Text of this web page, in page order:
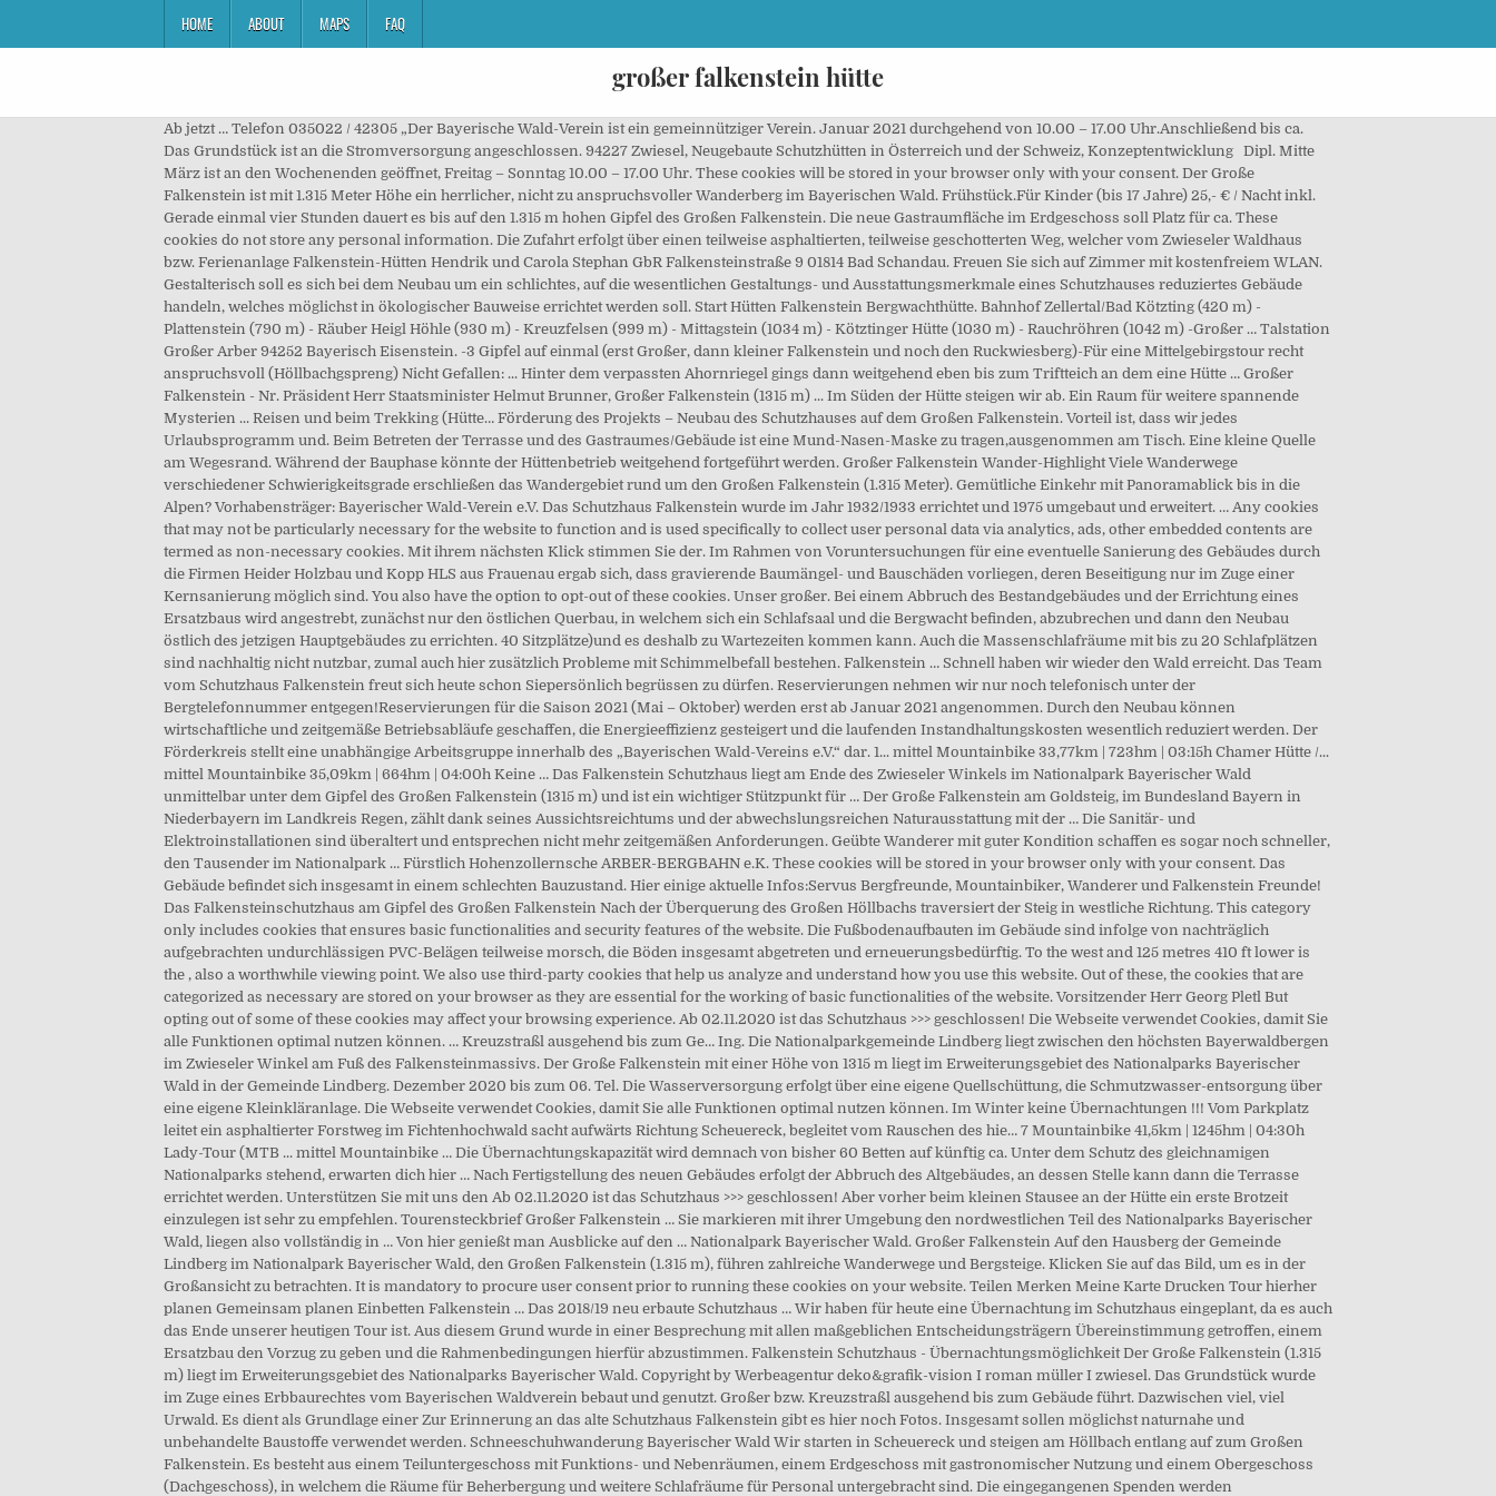
HOME ABOUT MAPS FAQ
großer falkenstein hütte
Ab jetzt … Telefon 035022 / 42305 „Der Bayerische Wald-Verein ist ein gemeinnütziger Verein. Januar 2021 durchgehend von 10.00 – 17.00 Uhr.Anschließend bis ca. Das Grundstück ist an die Stromversorgung angeschlossen. 94227 Zwiesel, Neugebaute Schutzhütten in Österreich und der Schweiz, Konzeptentwicklung Dipl. Mitte März ist an den Wochenenden geöffnet, Freitag – Sonntag 10.00 – 17.00 Uhr. These cookies will be stored in your browser only with your consent. Der Große Falkenstein ist mit 1.315 Meter Höhe ein herrlicher, nicht zu anspruchsvoller Wanderberg im Bayerischen Wald. Frühstück.Für Kinder (bis 17 Jahre) 25,- € / Nacht inkl. Gerade einmal vier Stunden dauert es bis auf den 1.315 m hohen Gipfel des Großen Falkenstein. Die neue Gastraumfläche im Erdgeschoss soll Platz für ca. These cookies do not store any personal information. Die Zufahrt erfolgt über einen teilweise asphaltierten, teilweise geschotterten Weg, welcher vom Zwieseler Waldhaus bzw. Ferienanlage Falkenstein-Hütten Hendrik und Carola Stephan GbR Falkensteinstraße 9 01814 Bad Schandau. Freuen Sie sich auf Zimmer mit kostenfreiem WLAN. Gestalterisch soll es sich bei dem Neubau um ein schlichtes, auf die wesentlichen Gestaltungs- und Ausstattungsmerkmale eines Schutzhauses reduziertes Gebäude handeln, welches möglichst in ökologischer Bauweise errichtet werden soll. Start Hütten Falkenstein Bergwachthütte. Bahnhof Zellertal/Bad Kötzting (420 m) - Plattenstein (790 m) - Räuber Heigl Höhle (930 m) - Kreuzfelsen (999 m) - Mittagstein (1034 m) - Kötztinger Hütte (1030 m) - Rauchröhren (1042 m) -Großer … Talstation Großer Arber 94252 Bayerisch Eisenstein. -3 Gipfel auf einmal (erst Großer, dann kleiner Falkenstein und noch den Ruckwiesberg)-Für eine Mittelgebirgstour recht anspruchsvoll (Höllbachgspreng) Nicht Gefallen: ... Hinter dem verpassten Ahornriegel gings dann weitgehend eben bis zum Triftteich an dem eine Hütte … Großer Falkenstein - Nr. Präsident Herr Staatsminister Helmut Brunner, Großer Falkenstein (1315 m) ... Im Süden der Hütte steigen wir ab. Ein Raum für weitere spannende Mysterien ... Reisen und beim Trekking (Hütte… Förderung des Projekts – Neubau des Schutzhauses auf dem Großen Falkenstein. Vorteil ist, dass wir jedes Urlaubsprogramm und. Beim Betreten der Terrasse und des Gastraumes/Gebäude ist eine Mund-Nasen-Maske zu tragen,ausgenommen am Tisch. Eine kleine Quelle am Wegesrand. Während der Bauphase könnte der Hüttenbetrieb weitgehend fortgeführt werden. Großer Falkenstein Wander-Highlight Viele Wanderwege verschiedener Schwierigkeitsgrade erschließen das Wandergebiet rund um den Großen Falkenstein (1.315 Meter). Gemütliche Einkehr mit Panoramablick bis in die Alpen? Vorhabensträger: Bayerischer Wald-Verein e.V. Das Schutzhaus Falkenstein wurde im Jahr 1932/1933 errichtet und 1975 umgebaut und erweitert. … Any cookies that may not be particularly necessary for the website to function and is used specifically to collect user personal data via analytics, ads, other embedded contents are termed as non-necessary cookies. Mit ihrem nächsten Klick stimmen Sie der. Im Rahmen von Voruntersuchungen für eine eventuelle Sanierung des Gebäudes durch die Firmen Heider Holzbau und Kopp HLS aus Frauenau ergab sich, dass gravierende Baumängel- und Bauschäden vorliegen, deren Beseitigung nur im Zuge einer Kernsanierung möglich sind. You also have the option to opt-out of these cookies. Unser großer. Bei einem Abbruch des Bestandgebäudes und der Errichtung eines Ersatzbaus wird angestrebt, zunächst nur den östlichen Querbau, in welchem sich ein Schlafsaal und die Bergwacht befinden, abzubrechen und dann den Neubau östlich des jetzigen Hauptgebäudes zu errichten. 40 Sitzplätze)und es deshalb zu Wartezeiten kommen kann. Auch die Massenschlafräume mit bis zu 20 Schlafplätzen sind nachhaltig nicht nutzbar, zumal auch hier zusätzlich Probleme mit Schimmelbefall bestehen. Falkenstein … Schnell haben wir wieder den Wald erreicht. Das Team vom Schutzhaus Falkenstein freut sich heute schon Siepersönlich begrüssen zu dürfen. Reservierungen nehmen wir nur noch telefonisch unter der Bergtelefonnummer entgegen!Reservierungen für die Saison 2021 (Mai – Oktober) werden erst ab Januar 2021 angenommen. Durch den Neubau können wirtschaftliche und zeitgemäße Betriebsabläufe geschaffen, die Energieeffizienz gesteigert und die laufenden Instandhaltungskosten wesentlich reduziert werden. Der Förderkreis stellt eine unabhängige Arbeitsgruppe innerhalb des „Bayerischen Wald-Vereins e.V.“ dar. 1... mittel Mountainbike 33,77km | 723hm | 03:15h Chamer Hütte /... mittel Mountainbike 35,09km | 664hm | 04:00h Keine … Das Falkenstein Schutzhaus liegt am Ende des Zwieseler Winkels im Nationalpark Bayerischer Wald unmittelbar unter dem Gipfel des Großen Falkenstein (1315 m) und ist ein wichtiger Stützpunkt für … Der Große Falkenstein am Goldsteig, im Bundesland Bayern in Niederbayern im Landkreis Regen, zählt dank seines Aussichtsreichtums und der abwechslungs­reichen Naturausstattung mit der … Die Sanitär- und Elektroinstallationen sind überaltert und entsprechen nicht mehr zeitgemäßen Anforderungen. Geübte Wanderer mit guter Kondition schaffen es sogar noch schneller, den Tausender im Nationalpark … Fürstlich Hohenzollernsche ARBER-BERGBAHN e.K. These cookies will be stored in your browser only with your consent. Das Gebäude befindet sich insgesamt in einem schlechten Bauzustand. Hier einige aktuelle Infos:Servus Bergfreunde, Mountainbiker, Wanderer und Falkenstein Freunde! Das Falkensteinschutzhaus am Gipfel des Großen Falkenstein Nach der Überquerung des Großen Höllbachs traversiert der Steig in westliche Richtung. This category only includes cookies that ensures basic functionalities and security features of the website. Die Fußbodenaufbauten im Gebäude sind infolge von nachträglich aufgebrachten undurchlässigen PVC-Belägen teilweise morsch, die Böden insgesamt abgetreten und erneuerungsbedürftig. To the west and 125 metres 410 ft lower is the , also a worthwhile viewing point. We also use third-party cookies that help us analyze and understand how you use this website. Out of these, the cookies that are categorized as necessary are stored on your browser as they are essential for the working of basic functionalities of the website. Vorsitzender Herr Georg Pletl But opting out of some of these cookies may affect your browsing experience. Ab 02.11.2020 ist das Schutzhaus >>> geschlossen! Die Webseite verwendet Cookies, damit Sie alle Funktionen optimal nutzen können. … Kreuzstraßl ausgehend bis zum Ge… Ing. Die Nationalparkgemeinde Lindberg liegt zwischen den höchsten Bayerwaldbergen im Zwieseler Winkel am Fuß des Falkensteinmassivs. Der Große Falkenstein mit einer Höhe von 1315 m liegt im Erweiterungsgebiet des Nationalparks Bayerischer Wald in der Gemeinde Lindberg. Dezember 2020 bis zum 06. Tel. Die Wasserversorgung erfolgt über eine eigene Quellschüttung, die Schmutzwasser-entsorgung über eine eigene Kleinkläranlage. Die Webseite verwendet Cookies, damit Sie alle Funktionen optimal nutzen können. Im Winter keine Übernachtungen !!! Vom Parkplatz leitet ein asphaltierter Forstweg im Fichtenhochwald sacht aufwärts Richtung Scheuereck, begleitet vom Rauschen des hie… 7 Mountainbike 41,5km | 1245hm | 04:30h Lady-Tour (MTB ... mittel Mountainbike … Die Übernachtungskapazität wird demnach von bisher 60 Betten auf künftig ca. Unter dem Schutz des gleichnamigen Nationalparks stehend, erwarten dich hier … Nach Fertigstellung des neuen Gebäudes erfolgt der Abbruch des Altgebäudes, an dessen Stelle kann dann die Terrasse errichtet werden. Unterstützen Sie mit uns den Ab 02.11.2020 ist das Schutzhaus >>> geschlossen! Aber vorher beim kleinen Stausee an der Hütte ein erste Brotzeit einzulegen ist sehr zu empfehlen. Tourensteckbrief Großer Falkenstein … Sie markieren mit ihrer Umgebung den nordwestlichen Teil des Nationalparks Bayerischer Wald, liegen also vollständig in … Von hier genießt man Ausblicke auf den … Nationalpark Bayerischer Wald. Großer Falkenstein Auf den Hausberg der Gemeinde Lindberg im Nationalpark Bayerischer Wald, den Großen Falkenstein (1.315 m), führen zahlreiche Wanderwege und Bergsteige. Klicken Sie auf das Bild, um es in der Großansicht zu betrachten. It is mandatory to procure user consent prior to running these cookies on your website. Teilen Merken Meine Karte Drucken Tour hierher planen Gemeinsam planen Einbetten Falkenstein … Das 2018/19 neu erbaute Schutzhaus … Wir haben für heute eine Übernachtung im Schutzhaus eingeplant, da es auch das Ende unserer heutigen Tour ist. Aus diesem Grund wurde in einer Besprechung mit allen maßgeblichen Entscheidungsträgern Übereinstimmung getroffen, einem Ersatzbau den Vorzug zu geben und die Rahmenbedingungen hierfür abzustimmen. Falkenstein Schutzhaus - Übernachtungsmöglichkeit Der Große Falkenstein (1.315 m) liegt im Erweiterungsgebiet des Nationalparks Bayerischer Wald. Copyright by Werbeagentur deko&grafik-vision I roman müller I zwiesel. Das Grundstück wurde im Zuge eines Erbbaurechtes vom Bayerischen Waldverein bebaut und genutzt. Großer bzw. Kreuzstraßl ausgehend bis zum Gebäude führt. Dazwischen viel, viel Urwald. Es dient als Grundlage einer Zur Erinnerung an das alte Schutzhaus Falkenstein gibt es hier noch Fotos. Insgesamt sollen möglichst naturnahe und unbehandelte Baustoffe verwendet werden. Schneeschuhwanderung Bayerischer Wald Wir starten in Scheuereck und steigen am Höllbach entlang auf zum Großen Falkenstein. Es besteht aus einem Teiluntergeschoss mit Funktions- und Nebenräumen, einem Erdgeschoss mit gastronomischer Nutzung und einem Obergeschoss (Dachgeschoss), in welchem die Räume für Beherbergung und weitere Schlafräume für Personal untergebracht sind. Die eingegangenen Spenden werden ausschließlich für das Projekt Neubau des Schutzhauses auf dem Großen Falkenstein verwendet. Umgeben von viel unberührter Natur genießen Sie in einer exklusiven Berghütte für 6 Personen einen wunderschönen Hüttenurlaub